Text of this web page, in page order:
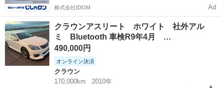
株式会社IDOM Ad
クラウンアスリート ホワイト 社外アル
ミ Bluetooth 車検R9年4月 …
490,000円
オンライン決済
クラウン
170,000km
2010年